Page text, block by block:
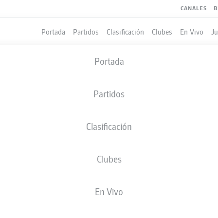
CANALES
Portada Partidos Clasificación Clubes En Vivo
Portada
Partidos
Clasificación
Clubes
En Vivo